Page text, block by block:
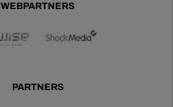
WEBPARTNERS
PARTNERS